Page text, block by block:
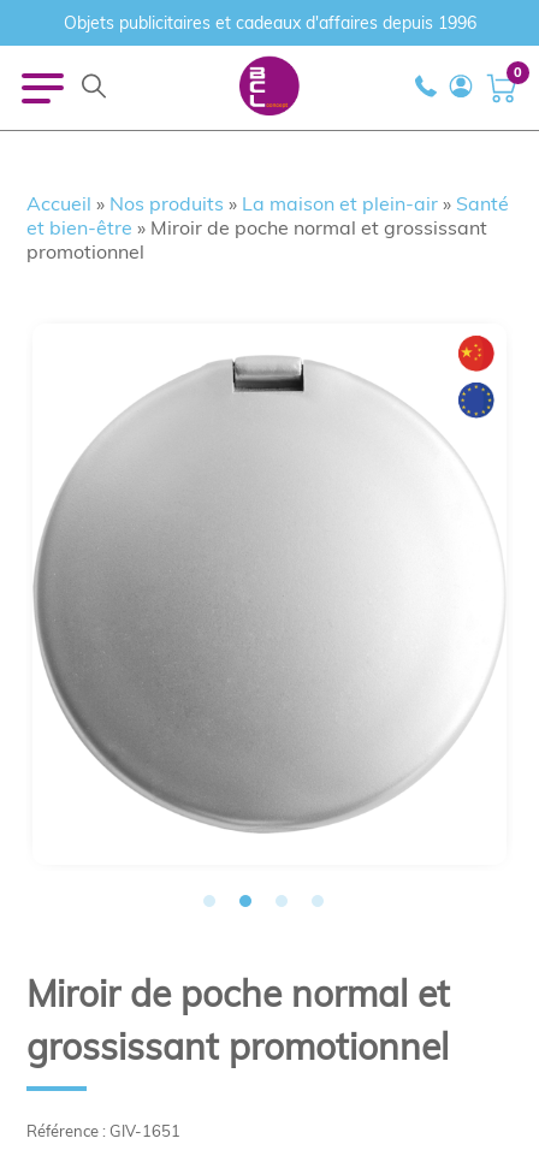
Objets publicitaires et cadeaux d'affaires depuis 1996
0
Accueil » Nos produits » La maison et plein-air » Santé
et bien-être » Miroir de poche normal et grossissant
promotionnel
Référence : GIV-1651
Miroir de poche normal et
grossissant promotionnel